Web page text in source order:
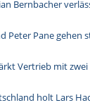
Bernbacher
Peter Pane gehen
Vertrieb mit
holt Lars